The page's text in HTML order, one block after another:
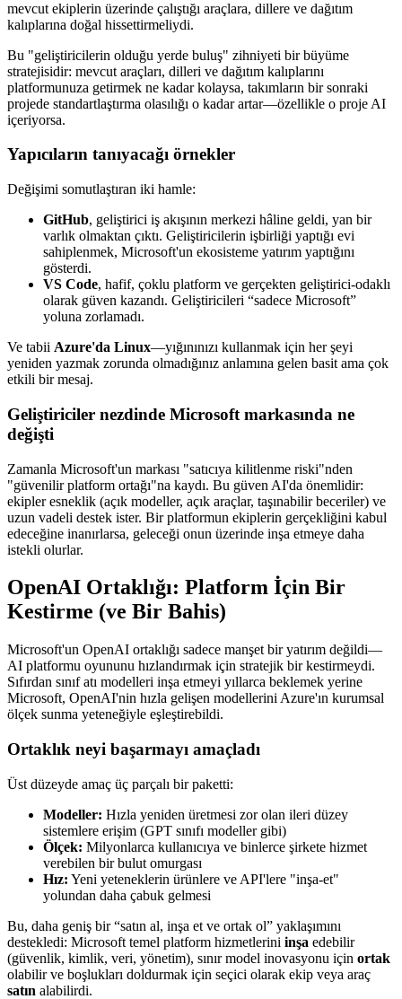
mevcut ekiplerin üzerinde çalıştığı araçlara, dillere ve dağıtım
kalıplarına doğal hissettirmeliydi.
Bu "geliştiricilerin olduğu yerde buluş" zihniyeti bir büyüme
stratejisidir: mevcut araçları, dilleri ve dağıtım kalıplarını
platformunuza getirmek ne kadar kolaysa, takımların bir sonraki
projede standartlaştırma olasılığı o kadar artar—özellikle o proje AI
içeriyorsa.
Yapıcıların tanıyacağı örnekler
Değişimi somutlaştıran iki hamle:
GitHub, geliştirici iş akışının merkezi hâline geldi, yan bir
varlık olmaktan çıktı. Geliştiricilerin işbirliği yaptığı evi
sahiplenmek, Microsoft'un ekosisteme yatırım yaptığını
gösterdi.
VS Code, hafif, çoklu platform ve gerçekten geliştirici-odaklı
olarak güven kazandı. Geliştiricileri “sadece Microsoft”
yoluna zorlamadı.
Ve tabii Azure'da Linux—yığınınızı kullanmak için her şeyi
yeniden yazmak zorunda olmadığınız anlamına gelen basit ama çok
etkili bir mesaj.
Geliştiriciler nezdinde Microsoft markasında ne
değişti
Zamanla Microsoft'un markası "satıcıya kilitlenme riski"nden
"güvenilir platform ortağı"na kaydı. Bu güven AI'da önemlidir:
ekipler esneklik (açık modeller, açık araçlar, taşınabilir beceriler) ve
uzun vadeli destek ister. Bir platformun ekiplerin gerçekliğini kabul
edeceğine inanırlarsa, geleceği onun üzerinde inşa etmeye daha
istekli olurlar.
OpenAI Ortaklığı: Platform İçin Bir
Kestirme (ve Bir Bahis)
Microsoft'un OpenAI ortaklığı sadece manşet bir yatırım değildi—
AI platformu oyununu hızlandırmak için stratejik bir kestirmeydi.
Sıfırdan sınıf atı modelleri inşa etmeyi yıllarca beklemek yerine
Microsoft, OpenAI'nin hızla gelişen modellerini Azure'ın kurumsal
ölçek sunma yeteneğiyle eşleştirebildi.
Ortaklık neyi başarmayı amaçladı
Üst düzeyde amaç üç parçalı bir paketti:
Modeller: Hızla yeniden üretmesi zor olan ileri düzey
sistemlere erişim (GPT sınıfı modeller gibi)
Ölçek: Milyonlarca kullanıcıya ve binlerce şirkete hizmet
verebilen bir bulut omurgası
Hız: Yeni yeteneklerin ürünlere ve API'lere "inşa-et"
yolundan daha çabuk gelmesi
Bu, daha geniş bir “satın al, inşa et ve ortak ol” yaklaşımını
destekledi: Microsoft temel platform hizmetlerini inşa edebilir
(güvenlik, kimlik, veri, yönetim), sınır model inovasyonu için ortak
olabilir ve boşlukları doldurmak için seçici olarak ekip veya araç
satın alabilirdi.